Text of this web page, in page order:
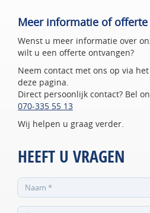
Meer informatie of offerte
Wenst u meer informatie over
wilt u een offerte ontvangen?
Neem contact met ons op via
deze pagina.
Direct persoonlijk contact? Bel
070-335 55 13
Wij helpen u graag verder.
HEEFT U VRAGEN